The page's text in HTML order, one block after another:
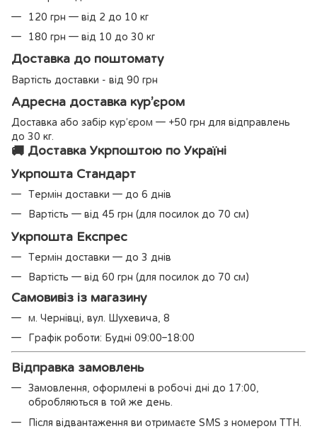
120 грн — від 2 до 10 кг
180 грн — від 10 до 30 кг
Доставка до поштомату
Вартість доставки - від 90 грн
Адресна доставка кур’єром
Доставка або забір кур’єром — +50 грн для відправлень
до 30 кг.
🚚 Доставка Укрпоштою по Україні
Укрпошта Стандарт
Термін доставки — до 6 днів
Вартість — від 45 грн (для посилок до 70 см)
Укрпошта Експрес
Термін доставки — до 3 днів
Вартість — від 60 грн (для посилок до 70 см)
Самовивіз із магазину
м. Чернівці, вул. Шухевича, 8
Графік роботи: Будні 09:00–18:00
Відправка замовлень
Замовлення, оформлені в робочі дні до 17:00,
обробляються в той же день.
Після відвантаження ви отримаєте SMS з номером ТТН.